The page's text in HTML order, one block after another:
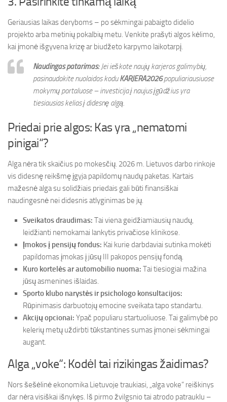
Geriausias laikas deryboms – po sėkmingai pabaigto didelio
projekto arba metinių pokalbių metu. Venkite prašyti algos kėlimo,
kai įmonė išgyvena krizę ar biudžeto karpymo laikotarpį.
Naudingas patarimas:Jei ieškote naujų karjeros galimybių,
pasinaudokite nuolaidos koduKARJERA2026populiariausiuose
mokymų portaluose – investicija į naujus įgūdžius yra
tiesiausias kelias į didesnę algą.
Priedai prie algos: Kas yra „nematomi
pinigai“?
Alga nėra tik skaičius po mokesčių. 2026 m. Lietuvos darbo rinkoje
vis didesnę reikšmę įgyja papildomų naudų paketas. Kartais
mažesnė alga su solidžiais priedais gali būti finansiškai
naudingesnė nei didesnis atlyginimas be jų.
Sveikatos draudimas: Tai viena geidžiamiausių naudų,
leidžianti nemokamai lankytis privačiose klinikose.
Įmokos į pensijų fondus: Kai kurie darbdaviai sutinka mokėti
papildomas įmokas į jūsų III pakopos pensijų fondą.
Kuro kortelės ar automobilio nuoma: Tai tiesiogiai mažina
jūsų asmenines išlaidas.
Sporto klubo narystės ir psichologo konsultacijos:
Rūpinimasis darbuotojų emocine sveikata tapo standartu.
Akcijų opcionai: Ypač populiaru startuoliuose. Tai galimybė po
kelerių metų uždirbti tūkstantines sumas įmonei sėkmingai
augant.
Alga „voke“: Kodėl tai rizikingas žaidimas?
Nors šešėlinė ekonomika Lietuvoje traukiasi, „alga voke“ reiškinys
dar nėra visiškai išnykęs. Iš pirmo žvilgsnio tai atrodo patrauklu –